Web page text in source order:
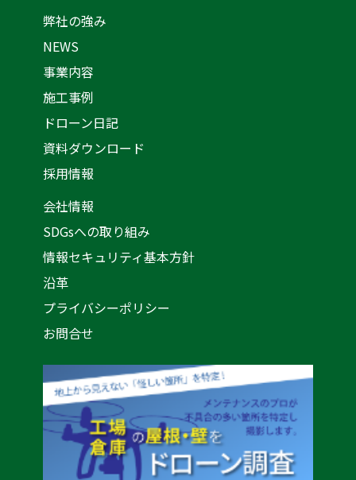
弊社の強み
NEWS
事業内容
施工事例
ドローン日記
資料ダウンロード
採用情報
会社情報
SDGsへの取り組み
情報セキュリティ基本方針
沿革
プライバシーポリシー
お問合せ